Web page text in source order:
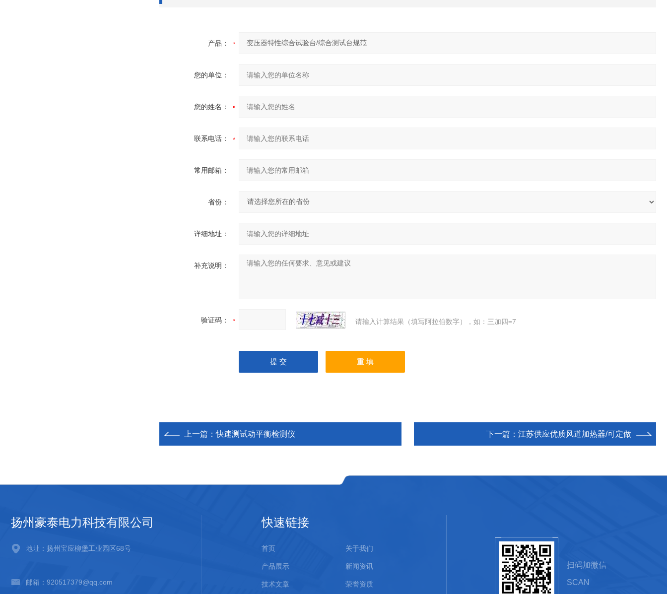
产品：
您的单位：
您的姓名：
联系电话：
常用邮箱：
省份：
详细地址：
补充说明：
验证码： 请输入计算结果（填写阿拉伯数字），如：三加四=7
上一篇：快速测试动平衡检测仪 下一篇： 江苏供应优质风道加热器/可定做
扬州豪泰电力科技有限公司
地址：扬州宝应柳堡工业园区68号
邮箱：920517379@qq.com
快速链接
首页 关于我们
产品展示 新闻资讯
技术文章 荣誉资质
扫码加微信
SCAN